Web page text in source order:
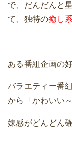
で、だんだんと
て、独特の癒し
ある番組企画の
バラエティー番
から「かわいい
妹感がどんどん